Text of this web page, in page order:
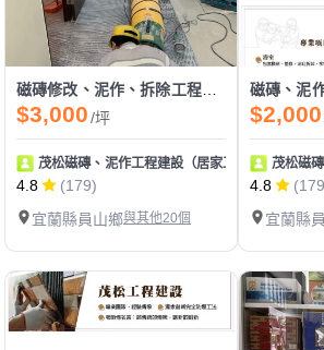
磁磚修改、泥作、拆除工程、油漆工程
$3,000/坪
茂松磁磚、泥作工程建設（居家工程皆可統包）
4.8
(179)
宜蘭縣員山鄉與其他20個
$2,000
茂松磁
4.8
宜蘭縣